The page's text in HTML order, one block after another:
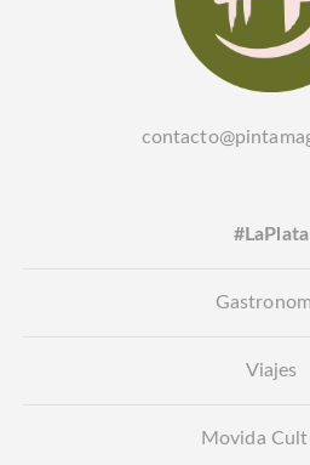
#LaPlata
Viajes
Movida